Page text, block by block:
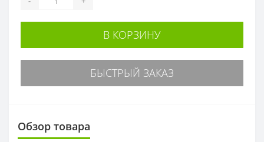
В КОРЗИНУ
БЫСТРЫЙ ЗАКАЗ
Обзор товара